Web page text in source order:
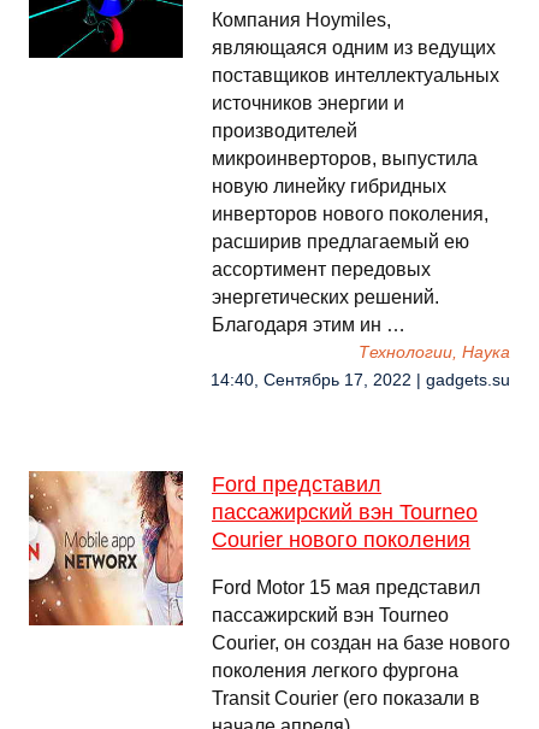
Компания Hoymiles,
являющаяся одним из ведущих
поставщиков интеллектуальных
источников энергии и
производителей
микроинверторов, выпустила
новую линейку гибридных
инверторов нового поколения,
расширив предлагаемый ею
ассортимент передовых
энергетических решений.
Благодаря этим ин …
Технологии, Наука
14:40, Сентябрь 17, 2022 | gadgets.su
Ford представил
пассажирский вэн Tourneo
Courier нового поколения
Ford Motor 15 мая представил
пассажирский вэн Tourneo
Courier, он создан на базе нового
поколения легкого фургона
Transit Courier (его показали в